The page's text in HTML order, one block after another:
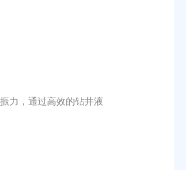
力，通过高效的钻井液